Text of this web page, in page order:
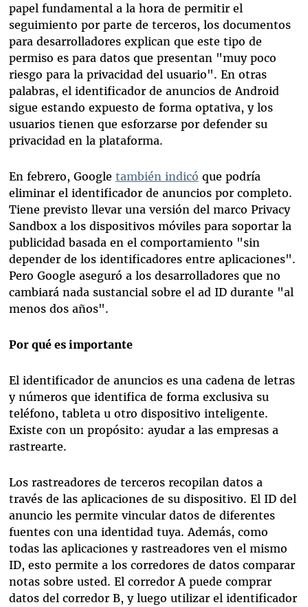
papel fundamental a la hora de permitir el
seguimiento por parte de terceros, los documentos
para desarrolladores explican que este tipo de
permiso es para datos que presentan "muy poco
riesgo para la privacidad del usuario". En otras
palabras, el identificador de anuncios de Android
sigue estando expuesto de forma optativa, y los
usuarios tienen que esforzarse por defender su
privacidad en la plataforma.
En febrero, Google también indicó que podría
eliminar el identificador de anuncios por completo.
Tiene previsto llevar una versión del marco Privacy
Sandbox a los dispositivos móviles para soportar la
publicidad basada en el comportamiento "sin
depender de los identificadores entre aplicaciones".
Pero Google aseguró a los desarrolladores que no
cambiará nada sustancial sobre el ad ID durante "al
menos dos años".
Por qué es importante
El identificador de anuncios es una cadena de letras
y números que identifica de forma exclusiva su
teléfono, tableta u otro dispositivo inteligente.
Existe con un propósito: ayudar a las empresas a
rastrearte.
Los rastreadores de terceros recopilan datos a
través de las aplicaciones de su dispositivo. El ID del
anuncio les permite vincular datos de diferentes
fuentes con una identidad tuya. Además, como
todas las aplicaciones y rastreadores ven el mismo
ID, esto permite a los corredores de datos comparar
notas sobre usted. El corredor A puede comprar
datos del corredor B, y luego utilizar el identificador